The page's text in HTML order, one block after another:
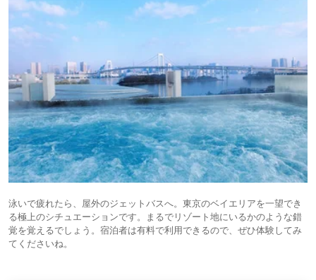
泳いで疲れたら、屋外のジェットバスへ。東京のベイエリアを一望でき
る極上のシチュエーションです。まるでリゾート地にいるかのような錯
覚を覚えるでしょう。宿泊者は有料で利用できるので、ぜひ体験してみ
てくださいね。